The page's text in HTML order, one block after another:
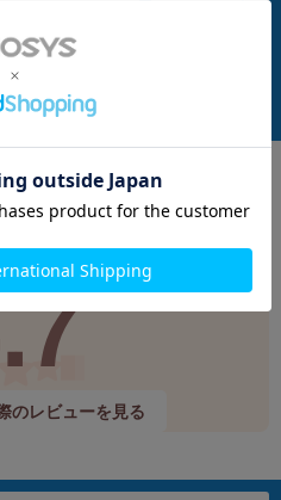
6,980 円
レビュー
(12/24時点)
のレビューを見る